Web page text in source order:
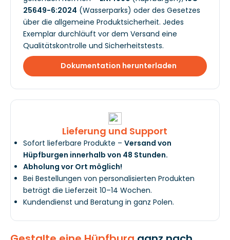
25649-6:2024 (Wasserparks) oder des Gesetzes
über die allgemeine Produktsicherheit. Jedes
Exemplar durchläuft vor dem Versand eine
Qualitätskontrolle und Sicherheitstests.
Dokumentation herunterladen
Lieferung und Support
Sofort lieferbare Produkte – Versand von
Hüpfburgen innerhalb von 48 Stunden.
Abholung vor Ort möglich!
Bei Bestellungen von personalisierten Produkten
beträgt die Lieferzeit 10–14 Wochen.
Kundendienst und Beratung in ganz Polen.